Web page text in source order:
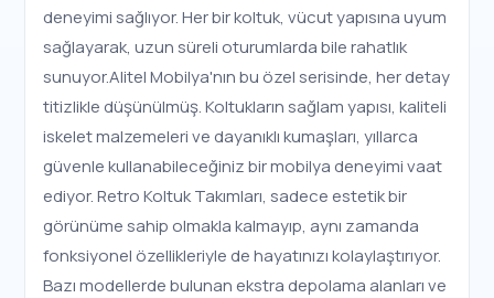
deneyimi sağlıyor. Her bir koltuk, vücut yapısına uyum
sağlayarak, uzun süreli oturumlarda bile rahatlık
sunuyor.Alitel Mobilya'nın bu özel serisinde, her detay
titizlikle düşünülmüş. Koltukların sağlam yapısı, kaliteli
iskelet malzemeleri ve dayanıklı kumaşları, yıllarca
güvenle kullanabileceğiniz bir mobilya deneyimi vaat
ediyor. Retro Koltuk Takımları, sadece estetik bir
görünüme sahip olmakla kalmayıp, aynı zamanda
fonksiyonel özellikleriyle de hayatınızı kolaylaştırıyor.
Bazı modellerde bulunan ekstra depolama alanları ve